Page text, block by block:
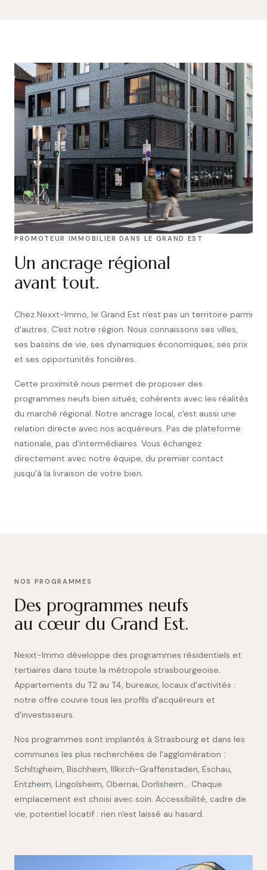
PROMOTEUR IMMOBILIER DANS LE GRAND EST
Un ancrage régional
avant tout.
Chez Nexxt-Immo, le Grand Est n'est pas un territoire parmi
d'autres. C'est notre région. Nous connaissons ses villes,
ses bassins de vie, ses dynamiques économiques, ses prix
et ses opportunités foncières.
Cette proximité nous permet de proposer des
programmes neufs bien situés, cohérents avec les réalités
du marché régional. Notre ancrage local, c'est aussi une
relation directe avec nos acquéreurs. Pas de plateforme
nationale, pas d'intermédiaires. Vous échangez
directement avec notre équipe, du premier contact
jusqu'à la livraison de votre bien.
NOS PROGRAMMES
Des programmes neufs
au cœur du Grand Est.
Nexxt-Immo développe des programmes résidentiels et
tertiaires dans toute la métropole strasbourgeoise.
Appartements du T2 au T4, bureaux, locaux d'activités :
notre offre couvre tous les profils d'acquéreurs et
d'investisseurs.
Nos programmes sont implantés à Strasbourg et dans les
communes les plus recherchées de l'agglomération :
Schiltigheim, Bischheim, Illkirch-Graffenstaden, Eschau,
Entzheim, Lingolsheim, Obernai, Dorlisheim… Chaque
emplacement est choisi avec soin. Accessibilité, cadre de
vie, potentiel locatif : rien n'est laissé au hasard.